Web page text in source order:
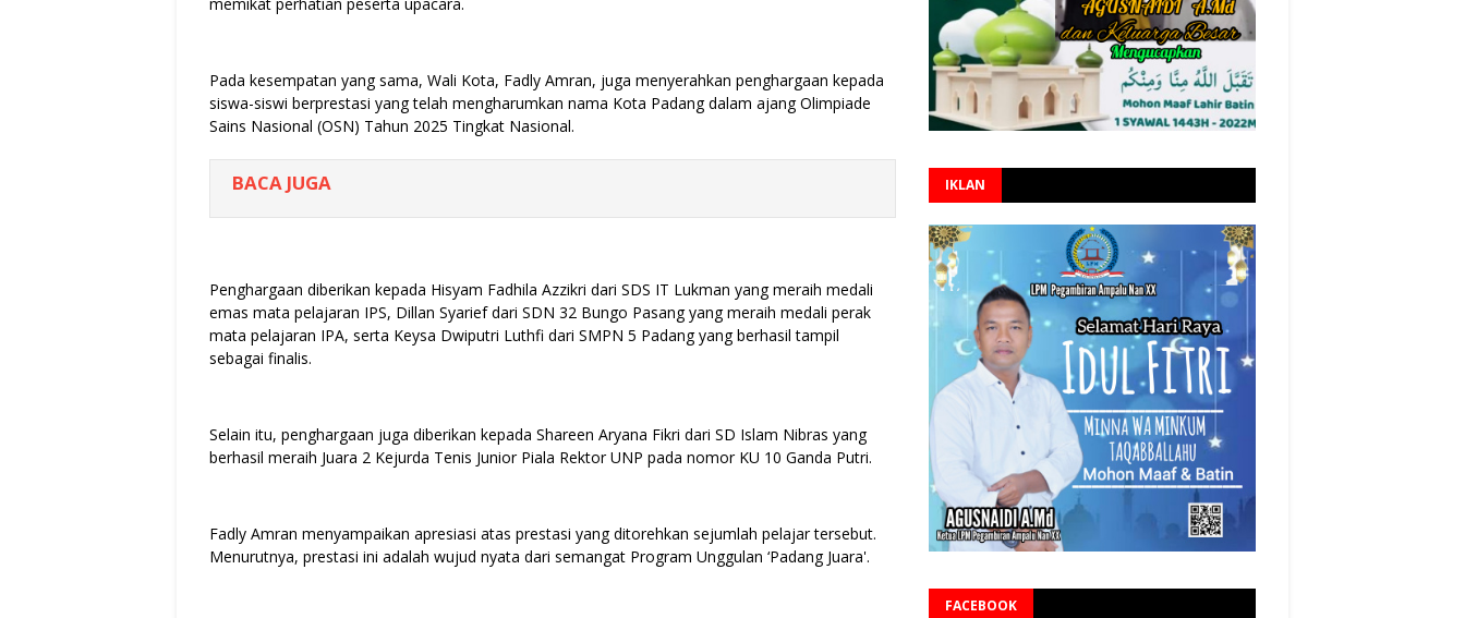
Pada kesempatan yang sama, Wali Kota, Fadly Amran, juga menyerahkan penghargaan kepada
siswa-siswi berprestasi yang telah mengharumkan nama Kota Padang dalam ajang Olimpiade
Sains Nasional (OSN) Tahun 2025 Tingkat Nasional.
BACA JUGA
Penghargaan diberikan kepada Hisyam Fadhila Azzikri dari SDS IT Lukman yang meraih medali
emas mata pelajaran IPS, Dillan Syarief dari SDN 32 Bungo Pasang yang meraih medali perak
mata pelajaran IPA, serta Keysa Dwiputri Luthfi dari SMPN 5 Padang yang berhasil tampil
sebagai finalis.
Selain itu, penghargaan juga diberikan kepada Shareen Aryana Fikri dari SD Islam Nibras yang
berhasil meraih Juara 2 Kejurda Tenis Junior Piala Rektor UNP pada nomor KU 10 Ganda Putri.
Fadly Amran menyampaikan apresiasi atas prestasi yang ditorehkan sejumlah pelajar tersebut.
Menurutnya, prestasi ini adalah wujud nyata dari semangat Program Unggulan ‘Padang Juara'.
IKLAN
FACEBOOK